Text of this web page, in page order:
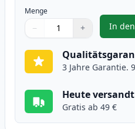
Menge
Verwenden Sie die Tasten,
− +
1
In ,
3 Jahre Garantie.
Heute versandt
Gratis ab 49 €